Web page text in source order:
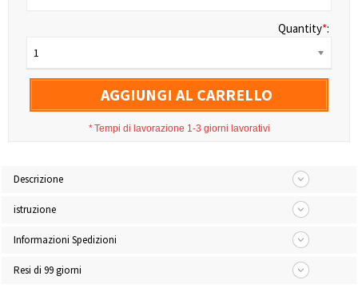
Quantity*:
1
AGGIUNGI AL CARRELLO
*Tempi di lavorazione 1-3 giorni lavorativi
Descrizione
istruzione
Informazioni Spedizioni
Resi di 99 giorni